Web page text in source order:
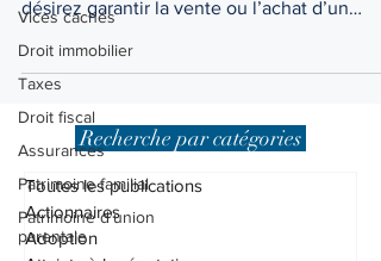
Vices cachés
Droit immobilier
Taxes
Droit fiscal
Assurances
Patrimoine familial
Patrimoine d'union
parentale
que vous envisagez faire lorsque vous
désirez garantir la vente ou l’achat d’un
bien...
Toutes les publications
Actionnaires